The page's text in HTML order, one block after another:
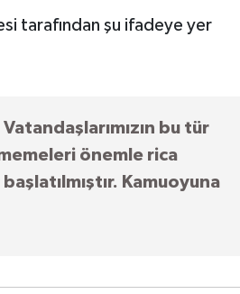
tarafından şu ifadeye yer
bu tür
önemle rica
Kamuoyuna